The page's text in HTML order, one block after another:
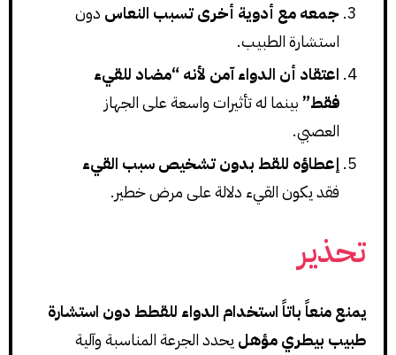
جمعه مع أدوية أخرى تسبب النعاس دون
استشارة الطبيب.
اعتقاد أن الدواء آمن لأنه “مضاد للقيء
فقط”بينما له تأثيرات واسعة على الجهاز
العصبي.
إعطاؤه للقط بدون تشخيص سبب القيء
فقد يكون القيء دلالة على مرض خطير.
تحذير
يمنع منعاً باتاً استخدام الدواء للقطط دون استشارة
طبيب بيطري مؤهل يحدد الجرعة المناسبة وآلية